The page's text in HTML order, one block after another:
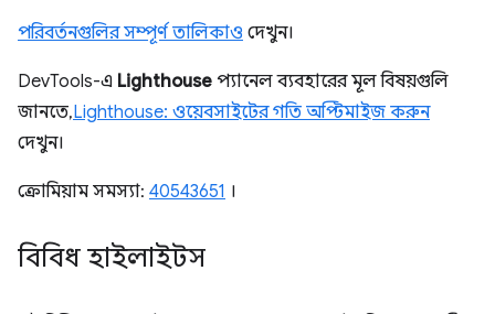
পরিবর্তনগুলির সম্পূর্ণ তালিকাও দেখুন।
DevTools-এ Lighthouse প্যানেল ব্যবহারের মূল বিষয়গুলি
জানতে,Lighthouse: ওয়েবসাইটের গতি অপ্টিমাইজ করুন
দেখুন।
ক্রোমিয়াম সমস্যা: 40543651 ।
বিবিধ হাইলাইটস